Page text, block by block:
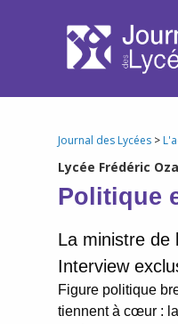
Journal des Lycées >
Lycée Frédéric
Politique
La ministre de
Interview
Figure politique
tiennent à cœur :